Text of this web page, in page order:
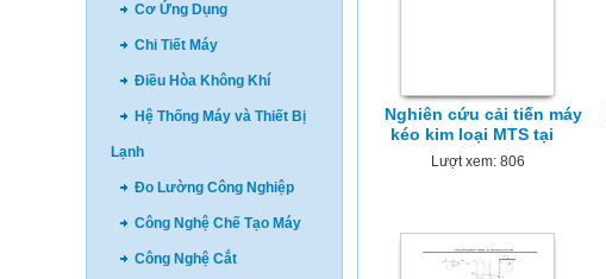
Cơ Ứng Dụng
Chi Tiết Máy
Điều Hòa Không Khí
Hệ Thống Máy và Thiết Bị
Lạnh
Đo Lường Công Nghiệp
Công Nghệ Chế Tạo Máy
Công Nghệ Cắt
Nghiên cứu cải tiến máy
kéo kim loại MTS tại
Lượt xem: 806